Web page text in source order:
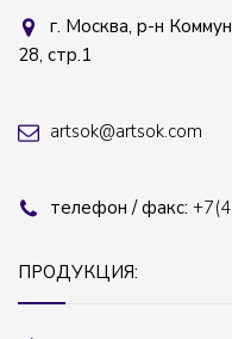
г. Москва, р-н
28, стр.1
artsok@artsok.com
телефон / факс:
ПРОДУКЦИЯ: